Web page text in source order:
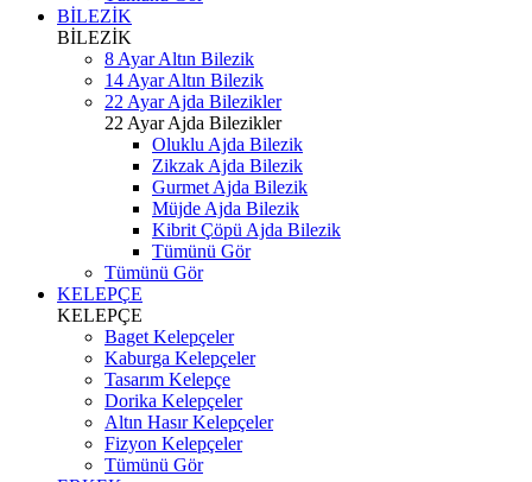
BİLEZİK
BİLEZİK
8 Ayar Altın Bilezik
14 Ayar Altın Bilezik
22 Ayar Ajda Bilezikler
22 Ayar Ajda Bilezikler
Oluklu Ajda Bilezik
Zikzak Ajda Bilezik
Gurmet Ajda Bilezik
Müjde Ajda Bilezik
Kibrit Çöpü Ajda Bilezik
Tümünü Gör
Tümünü Gör
KELEPÇE
KELEPÇE
Baget Kelepçeler
Kaburga Kelepçeler
Tasarım Kelepçe
Dorika Kelepçeler
Altın Hasır Kelepçeler
Fizyon Kelepçeler
Tümünü Gör